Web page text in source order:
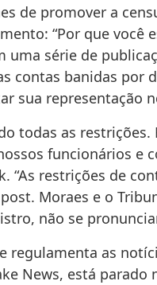
de promover a
“Por que você
uma série de
contas banidas por
sua representação
todas as
funcionários e
“As restrições de
Moraes e o
não se
regulamenta as
News, está